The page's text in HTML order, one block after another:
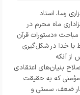
رسا، استاد
ماه محرم در
«دستورات قرآن
با خدا در شکل‌گیری
از آنکه
بنیان‌های اعتقادی
مؤمنی که به حقیقت
ضعف، سستی و